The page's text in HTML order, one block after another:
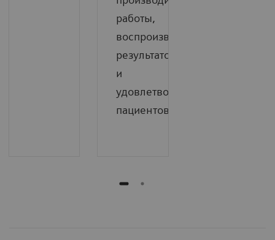
работы,
воспроизводимости
результатов
и
удовлетворенности
пациентов.